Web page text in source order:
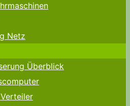
Netz
Überblick